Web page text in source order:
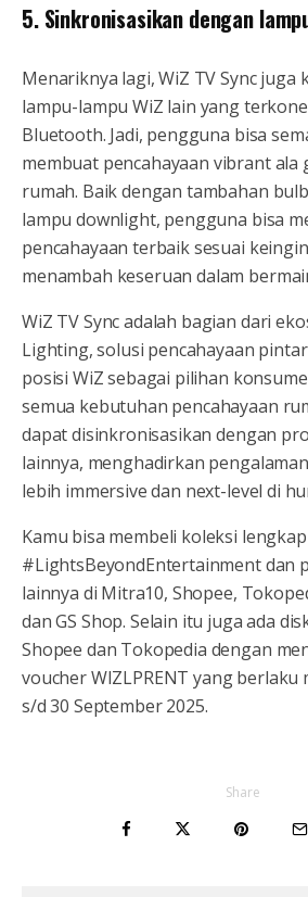
5. Sinkronisasikan dengan
Menariknya lagi, WiZ TV Sync juga
lampu-lampu WiZ lain yang
Bluetooth. Jadi, pengguna bisa
membuat pencahayaan vibrant ala
rumah. Baik dengan tambahan
lampu downlight, pengguna bisa
pencahayaan terbaik sesuai
menambah keseruan dalam
WiZ TV Sync adalah bagian dari
Lighting, solusi pencahayaan
posisi WiZ sebagai pilihan
semua kebutuhan pencahayaan
dapat disinkronisasikan dengan
lainnya, menghadirkan
lebih immersive dan next-level di
Kamu bisa membeli koleksi
#LightsBeyondEntertainment dan
lainnya di Mitra10, Shopee,
dan GS Shop. Selain itu juga ada
Shopee dan Tokopedia dengan
voucher WIZLPRENT yang berlaku
s/d 30 September 2025.
Share